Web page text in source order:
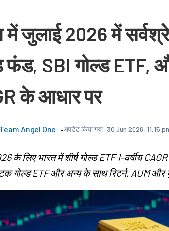
में जुलाई 2026 में
फंड, SBI गोल्ड ETF,
के आधार पर
Team Angel One अपडेट किया गया: 30 Jun 2026, 11:15
के लिए भारत में शीर्ष गोल्ड ETF 1-वर्षीय
गोल्ड ETF और अन्य के साथ रिटर्न, AUM और